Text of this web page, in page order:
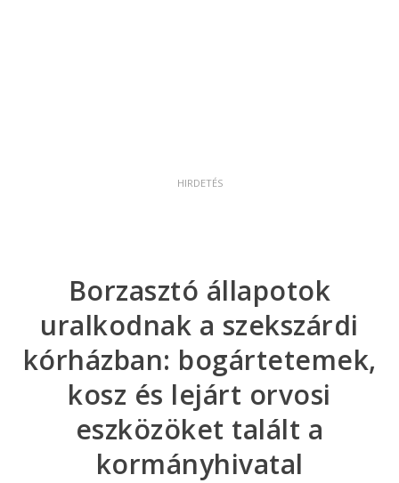
Borzasztó állapotok
uralkodnak a szekszárdi
kórházban: bogártetemek,
kosz és lejárt orvosi
eszközöket talált a
kormányhivatal